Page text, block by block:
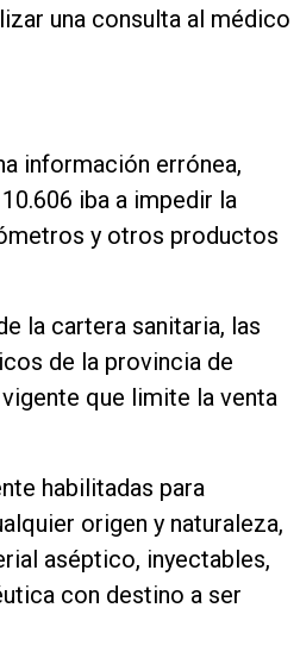
una consulta al médico
información errónea,
iba a impedir la
y otros productos
la cartera sanitaria, las
de la provincia de
que limite la venta
habilitadas para
origen y naturaleza,
aséptico, inyectables,
con destino a ser